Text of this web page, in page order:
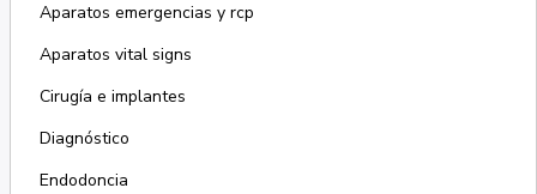
Aparatos emergencias y rcp
Aparatos vital signs
Cirugía e implantes
Diagnóstico
Endodoncia